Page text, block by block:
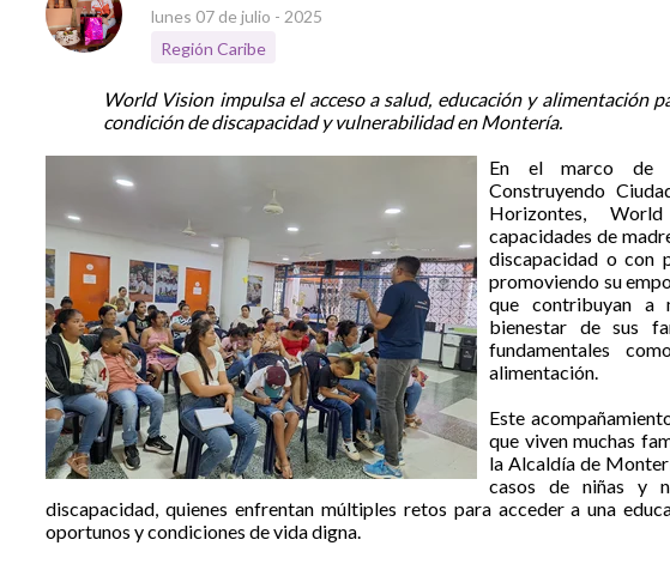
lunes 07 de julio - 2025
Región Caribe
World Vision impulsa el acceso a salud, educación y alimentación
condición de discapacidad y vulnerabilidad en Montería.
En el marco de
Construyendo
Horizontes,
capacidades de
discapacidad o con
promoviendo su
que contribuyan a
bienestar de sus
fundamentales
alimentación.
Este
que viven muchas
la Alcaldía de
casos de niñas y
discapacidad, quienes enfrentan múltiples retos para acceder a una
oportunos y condiciones de vida digna.